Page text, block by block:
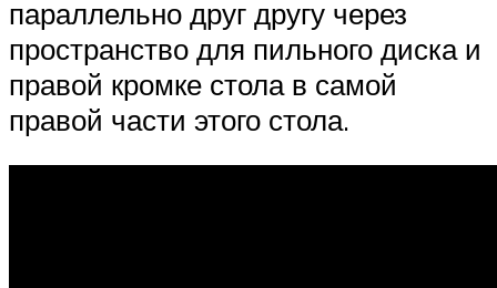
параллельно друг другу через
пространство для пильного диска и
правой кромке стола в самой
правой части этого стола.